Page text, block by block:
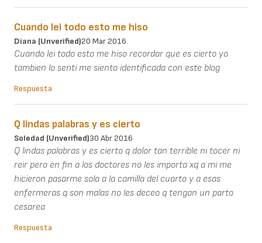
Cuando lei todo esto me hiso
Diana (unverified)20 Mar 2016
Cuando lei todo esto me hiso recordar que es cierto yo
tambien lo senti me siento identificada con este blog
Respuesta
Q lindas palabras y es cierto
Soledad (unverified)30 Abr 2016
Q lindas palabras y es cierto q dolor tan terrible ni tocer ni
reir pero en fin a los doctores no les importa xq a mi me
hicieron pasarme sola a la camilla del cuarto y a esas
enfermeras q son malas no les deceo q tengan un parto
cesarea
Respuesta